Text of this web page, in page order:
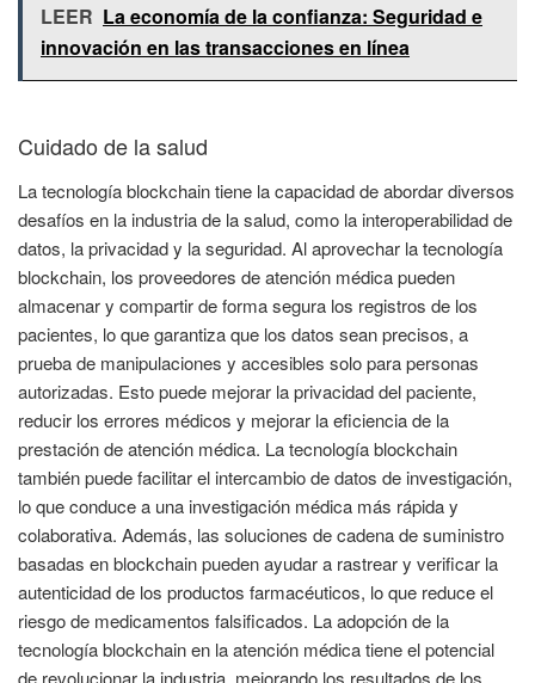
LEER La economía de la confianza: Seguridad e
innovación en las transacciones en línea
Cuidado de la salud
La tecnología blockchain tiene la capacidad de abordar diversos
desafíos en la industria de la salud, como la interoperabilidad de
datos, la privacidad y la seguridad. Al aprovechar la tecnología
blockchain, los proveedores de atención médica pueden
almacenar y compartir de forma segura los registros de los
pacientes, lo que garantiza que los datos sean precisos, a
prueba de manipulaciones y accesibles solo para personas
autorizadas. Esto puede mejorar la privacidad del paciente,
reducir los errores médicos y mejorar la eficiencia de la
prestación de atención médica. La tecnología blockchain
también puede facilitar el intercambio de datos de investigación,
lo que conduce a una investigación médica más rápida y
colaborativa. Además, las soluciones de cadena de suministro
basadas en blockchain pueden ayudar a rastrear y verificar la
autenticidad de los productos farmacéuticos, lo que reduce el
riesgo de medicamentos falsificados. La adopción de la
tecnología blockchain en la atención médica tiene el potencial